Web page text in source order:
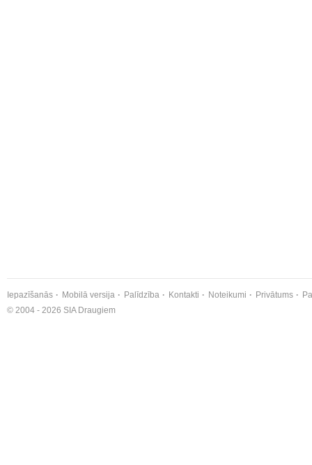
Iepazīšanās Mobilā versija Palīdzība Kontakti Noteikumi Privātums
© 2004 - 2026 SIA Draugiem